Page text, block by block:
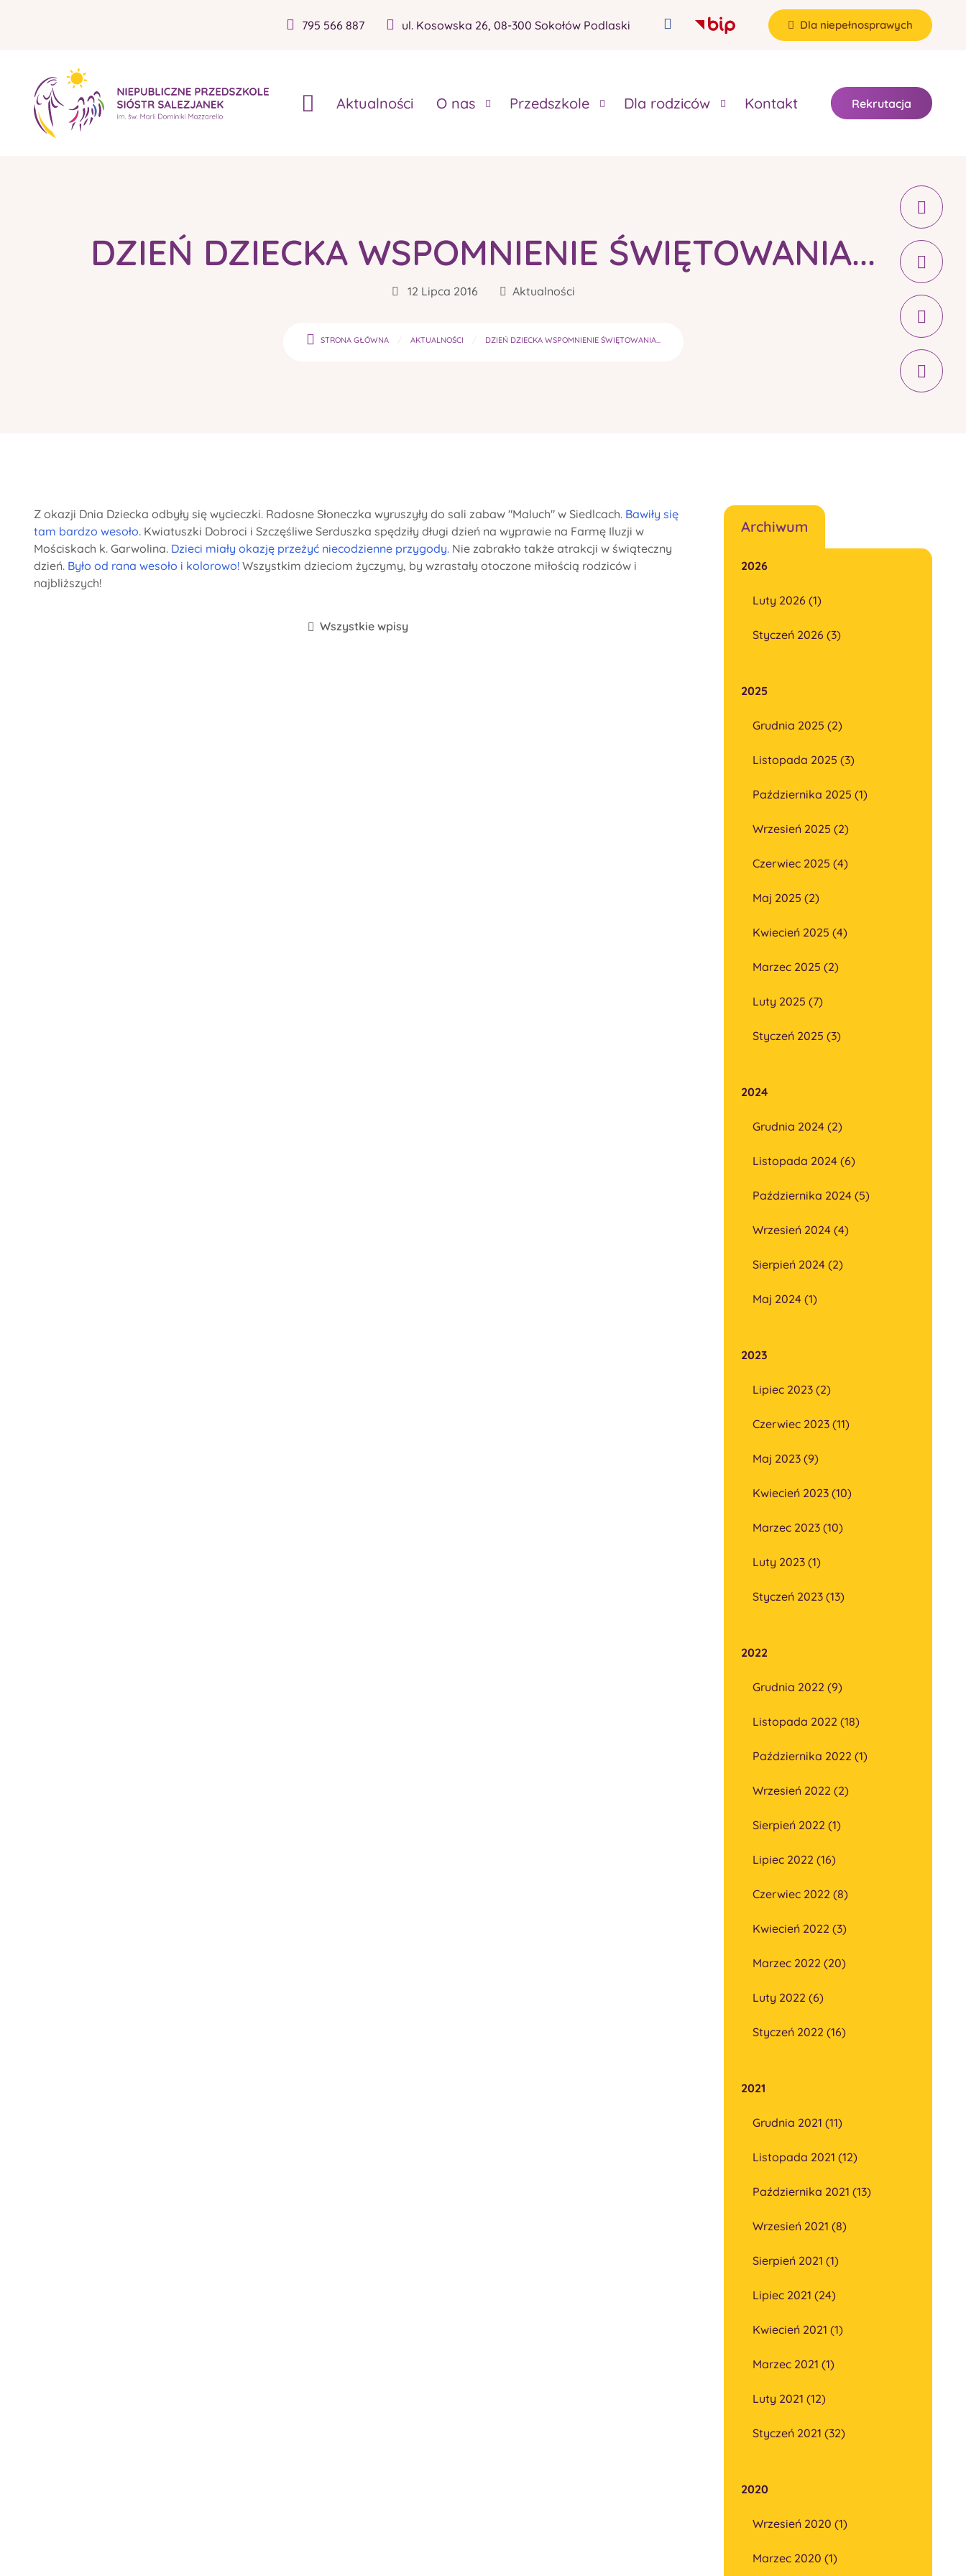
795 566 887 ul. Kosowska 26, 08-300 Sokołów Podlaski Dla niepełnosprawych
Aktualności O nas Przedszkole Dla rodziców Kontakt Rekrutacja
DZIEŃ DZIECKA WSPOMNIENIE ŚWIĘTOWANIA...
12 Lipca 2016 Aktualności
STRONA GŁÓWNA AKTUALNOŚCI DZIEŃ DZIECKA WSPOMNIENIE ŚWIĘTOWANIA...
Z okazji Dnia Dziecka odbyły się wycieczki. Radosne Słoneczka wyruszyły do sali zabaw "Maluch" w Siedlcach. Bawiły się
tam bardzo wesoło. Kwiatuszki Dobroci i Szczęśliwe Serduszka spędziły długi dzień na wyprawie na Farmę Iluzji w
Mościskach k. Garwolina. Dzieci miały okazję przeżyć niecodzienne przygody. Nie zabrakło także atrakcji w świąteczny
dzień. Było od rana wesoło i kolorowo! Wszystkim dzieciom życzymy, by wzrastały otoczone miłością rodziców i
najbliższych!
Wszystkie wpisy
Archiwum
2026
Luty 2026 (1)
Styczeń 2026 (3)
2025
Grudnia 2025 (2)
Listopada 2025 (3)
Października 2025 (1)
Wrzesień 2025 (2)
Czerwiec 2025 (4)
Maj 2025 (2)
Kwiecień 2025 (4)
Marzec 2025 (2)
Luty 2025 (7)
Styczeń 2025 (3)
2024
Grudnia 2024 (2)
Listopada 2024 (6)
Października 2024 (5)
Wrzesień 2024 (4)
Sierpień 2024 (2)
Maj 2024 (1)
2023
Lipiec 2023 (2)
Czerwiec 2023 (11)
Maj 2023 (9)
Kwiecień 2023 (10)
Marzec 2023 (10)
Luty 2023 (1)
Styczeń 2023 (13)
2022
Grudnia 2022 (9)
Listopada 2022 (18)
Października 2022 (1)
Wrzesień 2022 (2)
Sierpień 2022 (1)
Lipiec 2022 (16)
Czerwiec 2022 (8)
Kwiecień 2022 (3)
Marzec 2022 (20)
Luty 2022 (6)
Styczeń 2022 (16)
2021
Grudnia 2021 (11)
Listopada 2021 (12)
Października 2021 (13)
Wrzesień 2021 (8)
Sierpień 2021 (1)
Lipiec 2021 (24)
Kwiecień 2021 (1)
Marzec 2021 (1)
Luty 2021 (12)
Styczeń 2021 (32)
2020
Wrzesień 2020 (1)
Marzec 2020 (1)